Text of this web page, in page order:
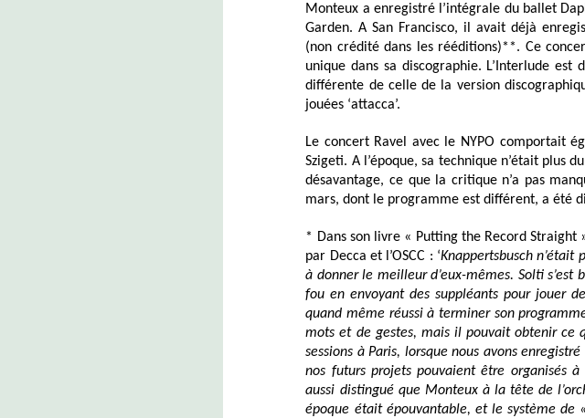
Monteux a enregistré l’intégrale du ballet
Garden. A San Francisco, il avait déjà
(non crédité dans les rééditions)**. Ce
unique dans sa discographie. L’Interlude
différente de celle de la version
jouées ‘attacca’.
Le concert Ravel avec le NYPO comportait
Szigeti. A l’époque, sa technique n’était plus
désavantage, ce que la critique n’a pas
mars, dont le programme est différent, a été
* Dans son livre « Putting the Record Straight
par Decca et l’OSCC : ‘Knappertsbusch n’était
à donner le meilleur d’eux-mêmes. Solti s’est
fou en envoyant des suppléants pour jouer
quand même réussi à terminer son
mots et de gestes, mais il pouvait obtenir ce
sessions à Paris, lorsque nous avons
nos futurs projetspouvaient être organisés à
aussi distingué que Monteux à la tête de
époque était épouvantable, et le système de